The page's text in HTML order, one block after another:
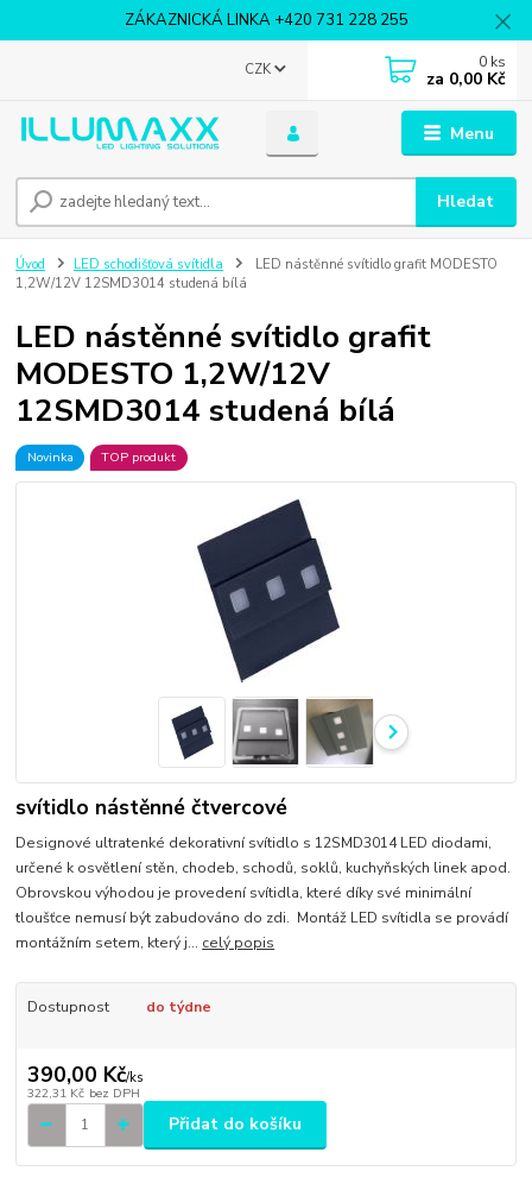
ZÁKAZNICKÁ LINKA +420 731 228 255
Menu
CZK
Hledat
0 ks
za 0,00 Kč
Úvod LED schodišťová svítidla
LED nástěnné svítidlo grafit MODESTO
1,2W/12V 12SMD3014 studená bílá
LED nástěnné svítidlo grafit
MODESTO 1,2W/12V
12SMD3014 studená bílá
Novinka TOP produkt
svítidlo nástěnné čtvercové
Designové ultratenké dekorativní svítidlo s 12SMD3014 LED diodami,
určené k osvětlení stěn, chodeb, schodů, soklů, kuchyňských linek apod.
Obrovskou výhodou je provedení svítidla, které díky své minimální
tloušťce nemusí být zabudováno do zdi. Montáž LED svítidla se provádí
montážním setem, který j... celý popis
Dostupnost do týdne
390,00 Kč/ks
322,31 Kč bez DPH
Přidat do košíku